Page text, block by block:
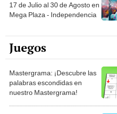
17 de Julio al 30 de Agosto en
Mega Plaza - Independencia
Juegos
Mastergrama: ¡Descubre las
palabras escondidas en
nuestro Mastergrama!